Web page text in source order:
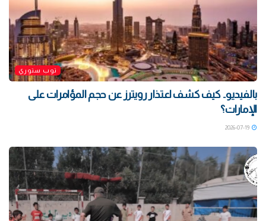
توب ستوري
بالفيديو.. كيف كشف اعتذار رويترز عن حجم المؤامرات على
الإمارات؟